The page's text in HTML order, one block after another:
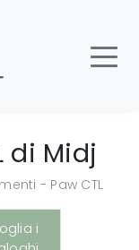
di Midj
- Paw CTL